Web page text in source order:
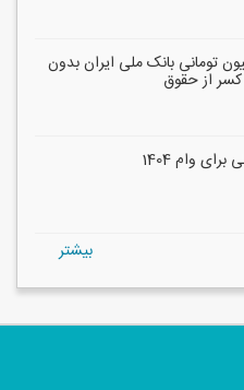
وام ۳۰۰ میلیون تومانی بانک ملی ایران بدون
از حقوق
وام 1404
بيشتر